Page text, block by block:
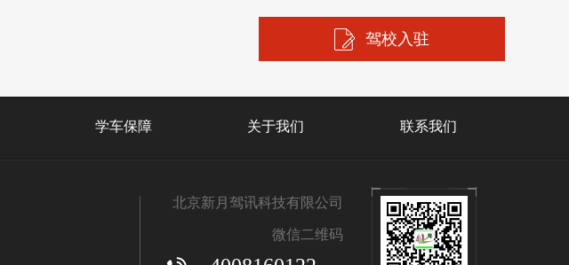
驾校入驻
学车保障 关于我们 联系我们
北京新月驾讯科技有限公司
微信二维码